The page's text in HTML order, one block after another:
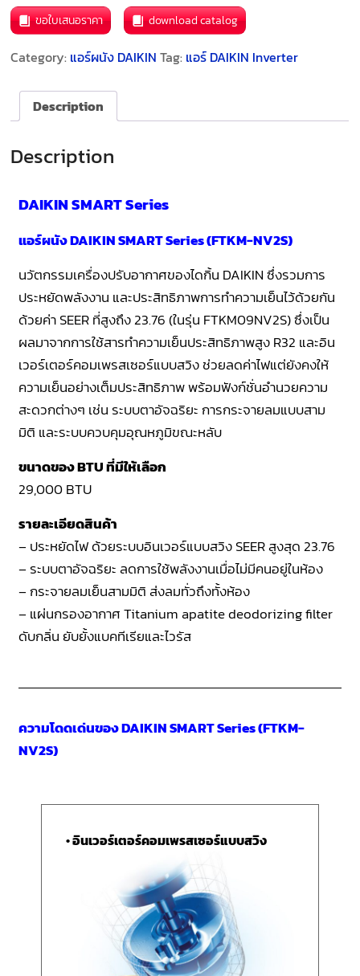
ขอใบเสนอราคา download catalog
Category: แอร์ผนัง DAIKIN Tag: แอร์ DAIKIN Inverter
Description
Description
DAIKIN SMART Series
แอร์ผนัง DAIKIN SMART Series (FTKM-NV2S)
นวัตกรรมเครื่องปรับอากาศของไดกิ้น DAIKIN ซึ่งรวมการ
ประหยัดพลังงาน และประสิทธิภาพการทำความเย็นไว้ด้วยกัน
ด้วยค่า SEER ที่สูงถึง 23.76 (ในรุ่น FTKM09NV2S) ซึ่งเป็น
ผลมาจากการใช้สารทำความเย็นประสิทธิภาพสูง R32 และอิน
เวอร์เตอร์คอมเพรสเซอร์แบบสวิง ช่วยลดค่าไฟแต่ยังคงให้
ความเย็นอย่างเต็มประสิทธิภาพ พร้อมฟังก์ชั่นอำนวยความ
สะดวกต่างๆ เช่น ระบบตาอัจฉริยะ การกระจายลมแบบสาม
มิติ และระบบควบคุมอุณหภูมิขณะหลับ
ขนาดของ BTU ที่มีให้เลือก
29,000 BTU
รายละเอียดสินค้า
– ประหยัดไฟ ด้วยระบบอินเวอร์แบบสวิง SEER สูงสุด 23.76
– ระบบตาอัจฉริยะ ลดการใช้พลังงานเมื่อไม่มีคนอยู่ในห้อง
– กระจายลมเย็นสามมิติ ส่งลมทั่วถึงทั้งห้อง
– แผ่นกรองอากาศ Titanium apatite deodorizing filter
ดับกลิ่น ยับยั้งแบคทีเรียและไวรัส
ความโดดเด่นของ DAIKIN SMART Series (FTKM-
NV2S)
• อินเวอร์เตอร์คอมเพรสเซอร์แบบสวิง